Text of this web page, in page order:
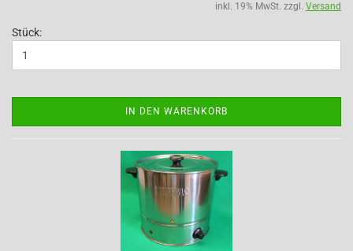
inkl. 19% MwSt. zzgl. Versand
Stück:
IN DEN WARENKORB